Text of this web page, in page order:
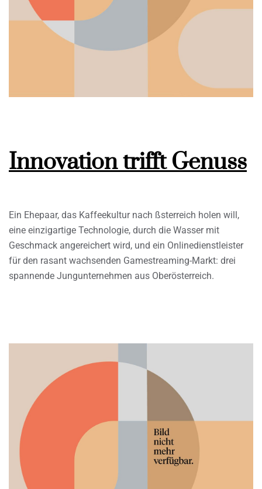
Innovation trifft Genuss
Ein Ehepaar, das Kaffeekultur nach ßsterreich holen will,
eine einzigartige Technologie, durch die Wasser mit
Geschmack angereichert wird, und ein Onlinedienstleister
für den rasant wachsenden Gamestreaming-Markt: drei
spannende Jungunternehmen aus Oberösterreich.